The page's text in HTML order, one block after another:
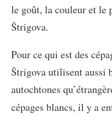
le goût, la couleur et le
Štrigova.
Pour ce qui est des
Štrigova utilisent aussi
autochtones
cépages blancs, il y a